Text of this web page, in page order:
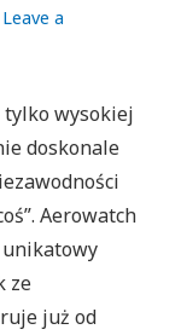
Leave a
tylko wysokiej
doskonale
Aerowatch
ze
już od